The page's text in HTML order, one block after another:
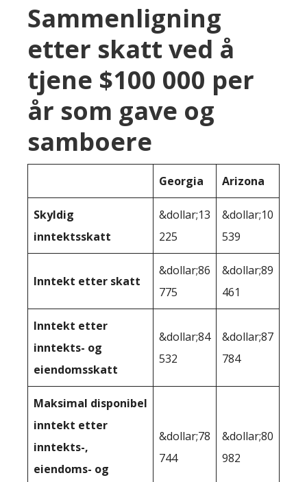
Sammenligning
etter skatt ved å
tjene $100 000 per
år som gave og
samboere
Georgia Arizona
Skyldig
inntektsskatt
&dollar;13
225
&dollar;10
539
Inntekt etter skatt
&dollar;86
775
&dollar;89
461
Inntekt etter
inntekts- og
eiendomsskatt
&dollar;84
532
&dollar;87
784
Maksimal disponibel
inntekt etter
inntekts-,
eiendoms- og
&dollar;78
744
&dollar;80
982